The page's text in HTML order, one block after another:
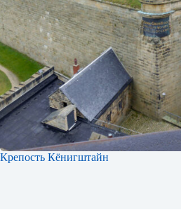
Крепость Кёнигштайн